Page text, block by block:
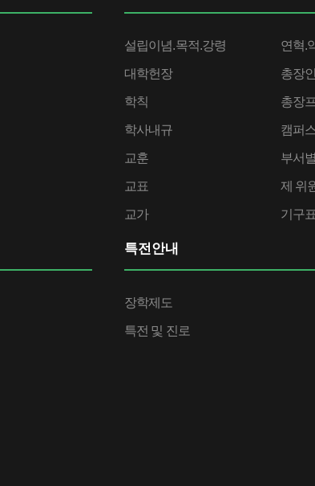
설립이념.목적.강령
대학헌장
학칙
학사내규
교훈
교표
교가
연혁.
총장
총장
캠퍼
부서
제 위
기구표
특전안내
장학제도
특전 및 진로